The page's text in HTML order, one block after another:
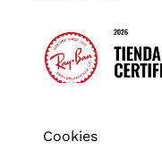
Cookies